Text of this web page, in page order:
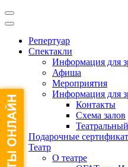
Репертуар
Спектакли
Информация для
Афиша
Мероприятия
Информация для
Контакты
Схема залов
Подарочные
Театр
О театре